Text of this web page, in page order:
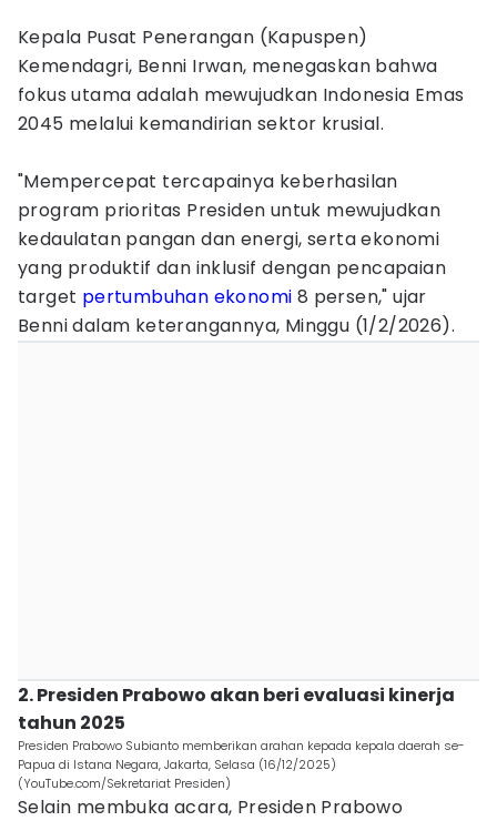
Kepala Pusat Penerangan (Kapuspen)
Kemendagri, Benni Irwan, menegaskan bahwa
fokus utama adalah mewujudkan Indonesia Emas
2045 melalui kemandirian sektor krusial.
"Mempercepat tercapainya keberhasilan
program prioritas Presiden untuk mewujudkan
kedaulatan pangan dan energi, serta ekonomi
yang produktif dan inklusif dengan pencapaian
target pertumbuhan ekonomi 8 persen," ujar
Benni dalam keterangannya, Minggu (1/2/2026).
2. Presiden Prabowo akan beri evaluasi kinerja
tahun 2025
Presiden Prabowo Subianto memberikan arahan kepada kepala daerah se-
Papua di Istana Negara, Jakarta, Selasa (16/12/2025)
(YouTube.com/Sekretariat Presiden)
Selain membuka acara, Presiden Prabowo